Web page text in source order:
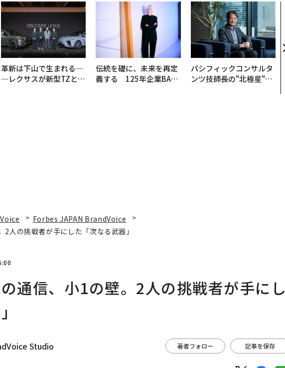
革新は下山で生まれる─
─レクサスが新型TZとE
伝統を礎に、未来を再定
義する 125年企業BAT
パシフィックコンサルタ
ンツ技師長の"北極星"。
Forbes JAPAN BrandVoice
人の挑戦者が手にした「次なる武器」
通信、小1の壁。2人の挑戦者が手にし
Studio 著者フォロー 記事を保存